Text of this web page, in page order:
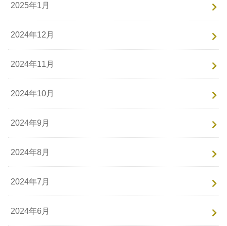
2025年1月
2024年12月
2024年11月
2024年10月
2024年9月
2024年8月
2024年7月
2024年6月